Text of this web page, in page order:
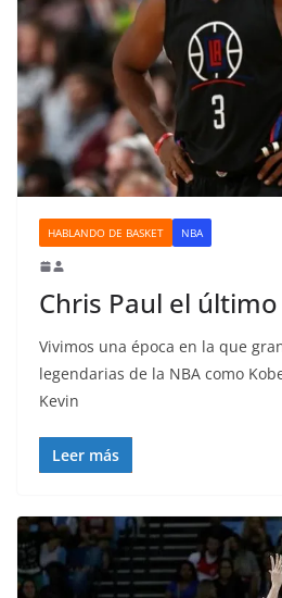
HABLANDO DE BASKET NBA
Chris Paul el
Vivimos una época en la que
legendarias de la NBA como
Kevin
Leer más